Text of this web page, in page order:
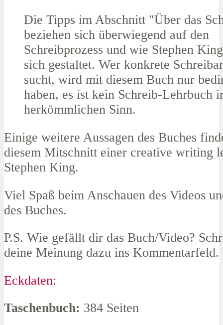
Die Tipps im Abschnitt "Über das
beziehen sich überwiegend auf den
Schreibprozess und wie Stephen
sich gestaltet. Wer konkrete
sucht, wird mit diesem Buch nur
haben, es ist kein Schreib-Lehrbuch
herkömmlichen Sinn.
Einige weitere Aussagen des Buches
diesem Mitschnitt einer creative writing
Stephen King.
Viel Spaß beim Anschauen des Videos
des Buches.
P.S. Wie gefällt dir das Buch/Video?
deine Meinung dazu ins Kommentarfeld.
Eckdaten:
Taschenbuch: 384 Seiten